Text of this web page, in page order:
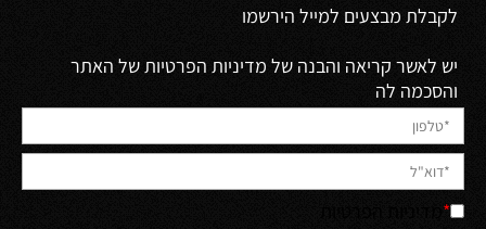
לקבלת מבצעים למייל הירשמו
יש לאשר קריאה והבנה של מדיניות הפרטיות של האתר
והסכמה לה
*